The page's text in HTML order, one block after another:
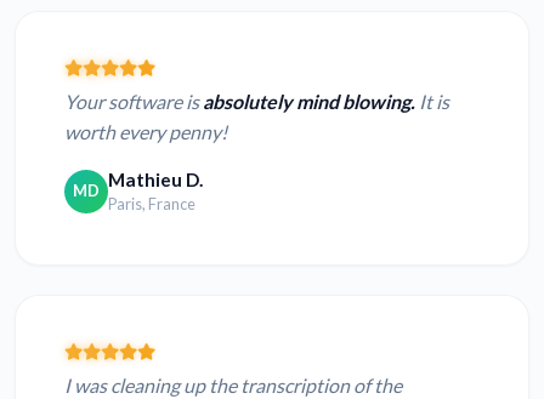
Your software isabsolutely mind blowing. It is
worth every penny!
MD Mathieu D.
Paris, France
I was cleaning up the transcription of the